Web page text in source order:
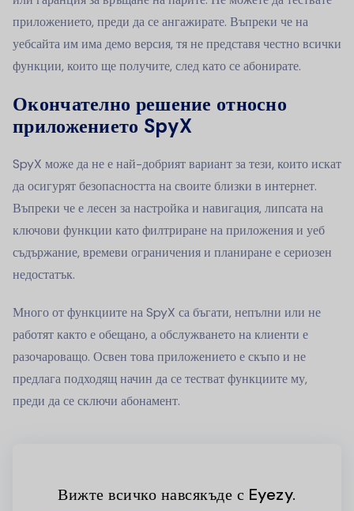
приложението, преди да се ангажирате. Въпреки че на
уебсайта им има демо версия, тя не представя честно всички
функции, които ще получите, след като се абонирате.
Окончателно решение относно
приложението SpyX
SpyX може да не е най-добрият вариант за тези, които искат
да осигурят безопасността на своите близки в интернет.
Въпреки че е лесен за настройка и навигация, липсата на
ключови функции като филтриране на приложения и уеб
съдържание, времеви ограничения и планиране е сериозен
недостатък.
Много от функциите на SpyX са бъгати, непълни или не
работят както е обещано, а обслужването на клиенти е
разочароващо. Освен това приложението е скъпо и не
предлага подходящ начин да се тестват функциите му,
преди да се сключи абонамент.
Вижте всичко навсякъде с Eyezy.